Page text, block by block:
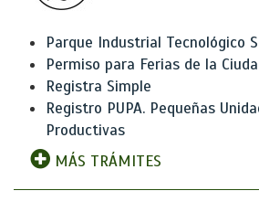
Parque Industrial Tecnológico
Permiso para Ferias de la
Registra Simple
Registro PUPA. Pequeñas
Productivas
MÁS TRÁMITES